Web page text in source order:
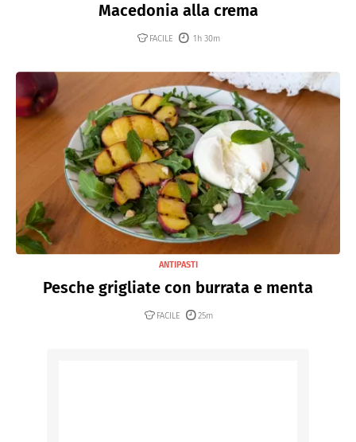
Macedonia alla crema
FACILE 1h 30m
ANTIPASTI
Pesche grigliate con burrata e menta
FACILE 25m